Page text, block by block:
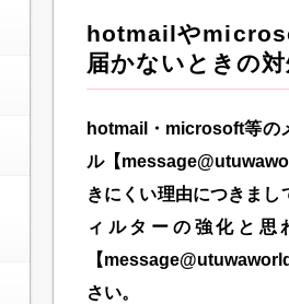
hotmailや
届かないときの
hotmail・microsoft等の
ル【
きにくい理由につきま
ィルターの強化と思
【
さい。